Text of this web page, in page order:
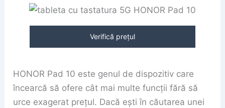
Verifică prețul
HONOR Pad 10 este genul de dispozitiv care
încearcă să ofere cât mai multe funcții fără să
urce exagerat prețul. Dacă ești în căutarea unei